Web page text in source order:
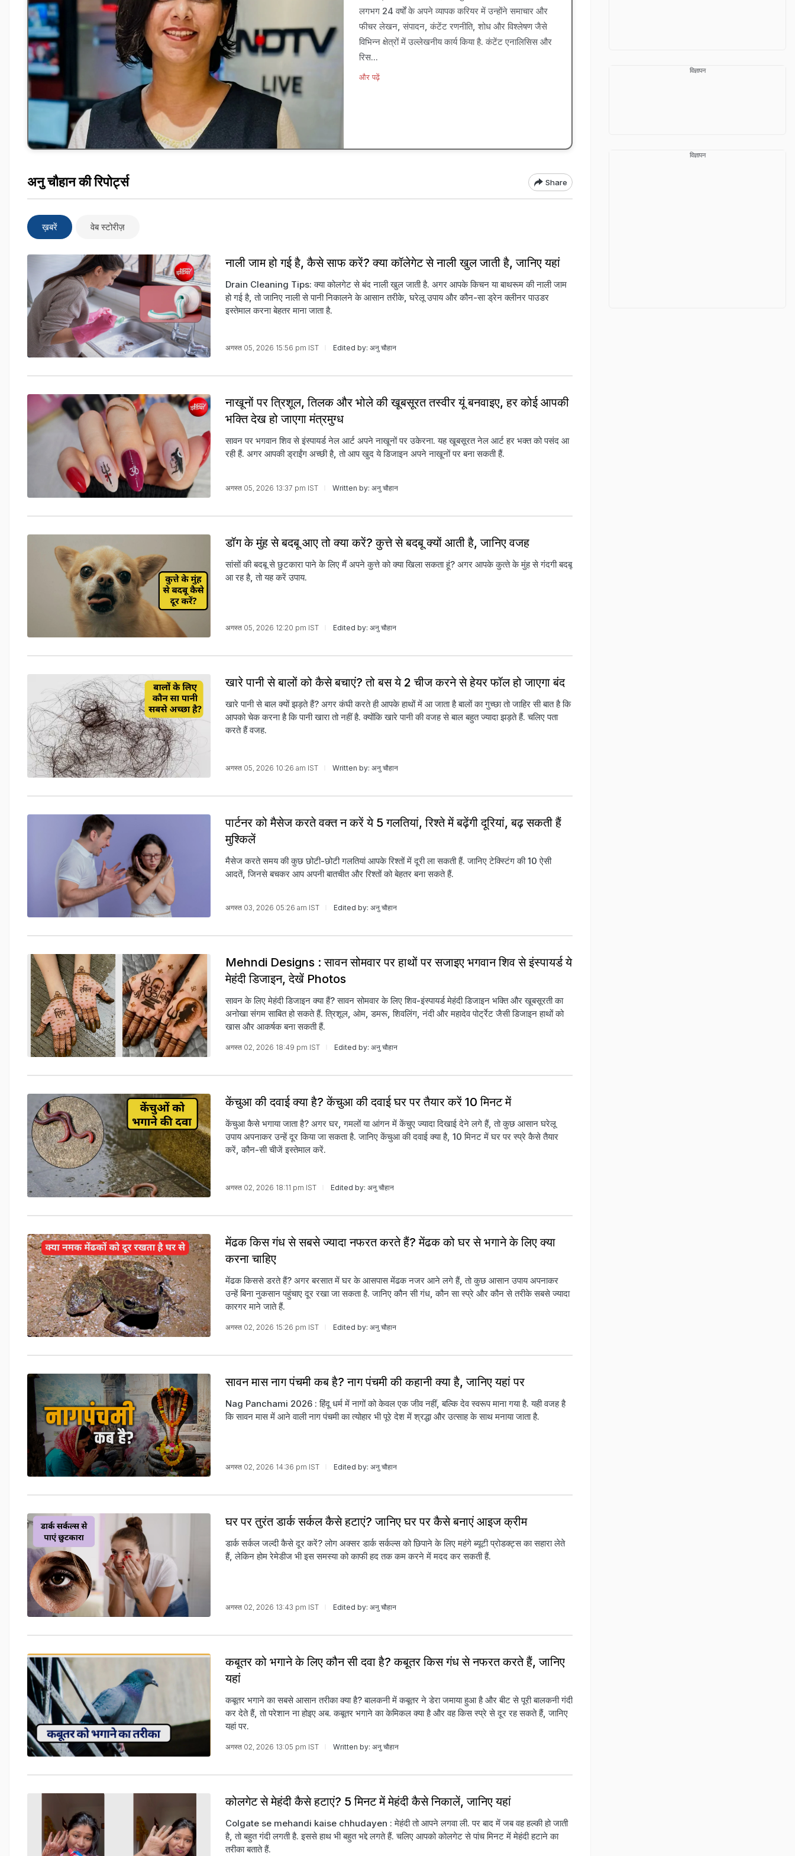
लगभग 24 वर्षों के अपने व्यापक करियर में उन्होंने समाचार और
फीचर लेखन, संपादन, कंटेंट रणनीति, शोध और विश्लेषण जैसे
विभिन्न क्षेत्रों में उल्लेखनीय कार्य क‍िया है. कंटेंट एनालिसिस और
रिस...
और पढ़ें
अनु चौहान की रिपोर्ट्स Share
ख़बरें वेब स्टोरीज़
नाली जाम हो गई है, कैसे साफ करें? क्‍या कॉलेगेट से नाली खुल जाती है, जान‍िए यहां
Drain Cleaning Tips: क्या कोलगेट से बंद नाली खुल जाती है. अगर आपके किचन या बाथरूम की नाली जाम
हो गई है, तो जानिए नाली से पानी निकालने के आसान तरीके, घरेलू उपाय और कौन-सा ड्रेन क्लीनर पाउडर
इस्तेमाल करना बेहतर माना जाता है.
अगस्त 05, 2026 15:56 pm IST Edited by: अनु चौहान
नाखूनों पर त्र‍िशूल, त‍िलक और भोले की खूबसूरत तस्‍वीर यूं बनवाइए, हर कोई आपकी
भक्‍त‍ि देख हो जाएगा मंत्रमुग्ध‍
सावन पर भगवान श‍िव से इंस्‍पायर्ड नेल आर्ट अपने नाखूनों पर उकेरना. यह खूबसूरत नेल आर्ट हर भक्‍त को पसंद आ
रही हैं. अगर आपकी ड्राईंग अच्‍छी है, तो आप खुद ये ड‍िजाइन अपने नाखूनों पर बना सकती हैं.
अगस्त 05, 2026 13:37 pm IST Written by: अनु चौहान
डॉग के मुंह से बदबू आए तो क्या करें? कुत्ते से बदबू क्यों आती है, जान‍िए वजह
सांसों की बदबू से छुटकारा पाने के लिए मैं अपने कुत्ते को क्या खिला सकता हूं? अगर आपके कुत्‍ते के मुंह से गंदगी बदबू
आ रह है, तो यह करें उपाय.
अगस्त 05, 2026 12:20 pm IST Edited by: अनु चौहान
खारे पानी से बालों को कैसे बचाएं? तो बस ये 2 चीज करने से हेयर फॉल हो जाएगा बंद
खारे पानी से बाल क्यों झड़ते हैं? अगर कंघी करते ही आपके हाथों में आ जाता है बालों का गुच्‍छा तो जाह‍िर सी बात है क‍ि
आपको चेक करना है क‍ि पानी खारा तो नहीं है. क्‍योंक‍ि खारे पानी की वजह से बाल बहुत ज्‍यादा झड़ते हैं. चल‍िए पता
करते हैं वजह.
अगस्त 05, 2026 10:26 am IST Written by: अनु चौहान
पार्टनर को मैसेज करते वक्त न करें ये 5 गलतियां, रिश्ते में बढ़ेंगी दूरियां, बढ़ सकती हैं
मुश्किलें
मैसेज करते समय की कुछ छोटी-छोटी गलतियां आपके रिश्तों में दूरी ला सकती हैं. जानिए टेक्स्टिंग की 10 ऐसी
आदतें, जिनसे बचकर आप अपनी बातचीत और रिश्तों को बेहतर बना सकते हैं.
अगस्त 03, 2026 05:26 am IST Edited by: अनु चौहान
Mehndi Designs : सावन सोमवार पर हाथों पर सजाइए भगवान श‍िव से इंस्‍पायर्ड ये
मेहंदी ड‍िजाइन, देखें Photos
सावन के लिए मेहंदी डिजाइन क्या हैं? सावन सोमवार के लिए शिव-इंस्पायर्ड मेहंदी डिजाइन भक्ति और खूबसूरती का
अनोखा संगम साबित हो सकते हैं. त्रिशूल, ओम, डमरू, शिवलिंग, नंदी और महादेव पोर्ट्रेट जैसी डिजाइन हाथों को
खास और आकर्षक बना सकती हैं.
अगस्त 02, 2026 18:49 pm IST Edited by: अनु चौहान
केंचुआ की दवाई क्या है? केंचुआ की दवाई घर पर तैयार करें 10 म‍िनट में
केंचुआ कैसे भगाया जाता है? अगर घर, गमलों या आंगन में केंचुए ज्यादा दिखाई देने लगे हैं, तो कुछ आसान घरेलू
उपाय अपनाकर उन्हें दूर किया जा सकता है. जानिए केंचुआ की दवाई क्या है, 10 मिनट में घर पर स्प्रे कैसे तैयार
करें, कौन-सी चीजें इस्तेमाल करें.
अगस्त 02, 2026 18:11 pm IST Edited by: अनु चौहान
मेंढक किस गंध से सबसे ज्यादा नफरत करते हैं? मेंढक को घर से भगाने के लिए क्या
करना चाहिए
मेंढक किससे डरते हैं? अगर बरसात में घर के आसपास मेंढक नजर आने लगे हैं, तो कुछ आसान उपाय अपनाकर
उन्हें बिना नुकसान पहुंचाए दूर रखा जा सकता है. जानिए कौन सी गंध, कौन सा स्प्रे और कौन से तरीके सबसे ज्यादा
कारगर माने जाते हैं.
अगस्त 02, 2026 15:26 pm IST Edited by: अनु चौहान
सावन मास नाग पंचमी कब है? नाग पंचमी की कहानी क्या है, जान‍िए यहां पर
Nag Panchami 2026 : हिंदू धर्म में नागों को केवल एक जीव नहीं, बल्कि देव स्वरूप माना गया है. यही वजह है
कि सावन मास में आने वाली नाग पंचमी का त्योहार भी पूरे देश में श्रद्धा और उत्साह के साथ मनाया जाता है.
अगस्त 02, 2026 14:36 pm IST Edited by: अनु चौहान
घर पर तुरंत डार्क सर्कल कैसे हटाएं? जानिए घर पर कैसे बनाएं आइज क्रीम
डार्क सर्कल जल्दी कैसे दूर करें? लोग अक्सर डार्क सर्कल्स को छिपाने के लिए महंगे ब्यूटी प्रोडक्ट्स का सहारा लेते
हैं, लेकिन होम रेमेडीज भी इस समस्या को काफी हद तक कम करने में मदद कर सकती हैं.
अगस्त 02, 2026 13:43 pm IST Edited by: अनु चौहान
कबूतर को भगाने के लिए कौन सी दवा है? कबूतर किस गंध से नफरत करते हैं, जान‍िए
यहां
कबूतर भगाने का सबसे आसान तरीका क्या है? बालकनी में कबूतर ने डेरा जमाया हुआ है और बीट से पूरी बालकनी गंदी
कर देते हैं, तो परेशान ना होइए अब. कबूतर भगाने का केमिकल क्या है और वह क‍िस स्‍प्रे से दूर रह सकते हैं, जान‍िए
यहां पर.
अगस्त 02, 2026 13:05 pm IST Written by: अनु चौहान
कोलगेट से मेहंदी कैसे हटाएं? 5 मिनट में मेहंदी कैसे निकालें, जान‍िए यहां
Colgate se mehandi kaise chhudayen : मेहंदी तो आपने लगवा ली. पर बाद में जब वह हल्‍की हो जाती
है, तो बहुत गंदी लगती है. इससे हाथ भी बहुत भद्दे लगते हैं. चल‍िए आपको कोलगेट से पांच म‍िनट में मेहंदी हटाने का
तरीका बताते हैं.
विज्ञापन
विज्ञापन